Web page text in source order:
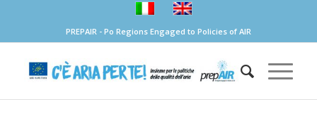
PREPAIR - Po Regions Engaged to Policies of AIR